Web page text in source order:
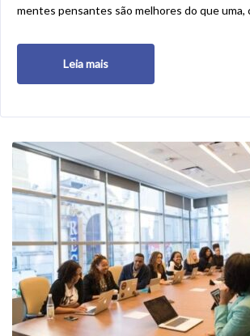
mentes pensantes são melhores do que uma,
Leia mais